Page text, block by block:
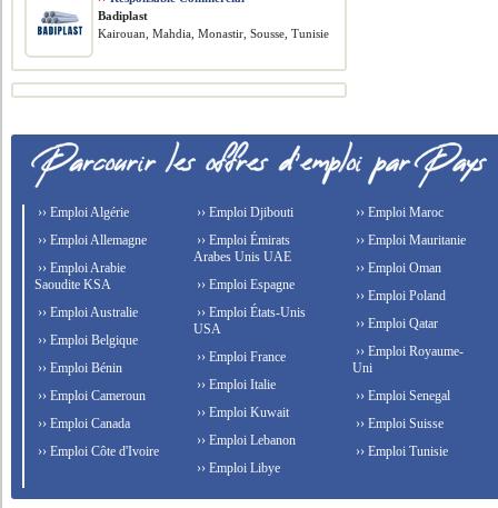
Badiplast
Kairouan, Mahdia, Monastir, Sousse, Tunisie
›› Emploi Algérie
›› Emploi Allemagne
›› Emploi Arabie
Saoudite KSA
›› Emploi Australie
›› Emploi Belgique
›› Emploi Bénin
›› Emploi Cameroun
›› Emploi Canada
›› Emploi Côte d'Ivoire
›› Emploi Djibouti
›› Emploi Émirats
Arabes Unis UAE
›› Emploi Espagne
›› Emploi États-Unis
USA
›› Emploi France
›› Emploi Italie
›› Emploi Kuwait
›› Emploi Lebanon
›› Emploi Libye
›› Emploi Maroc
›› Emploi Mauritanie
›› Emploi Oman
›› Emploi Poland
›› Emploi Qatar
›› Emploi Royaume-
Uni
›› Emploi Senegal
›› Emploi Suisse
›› Emploi Tunisie